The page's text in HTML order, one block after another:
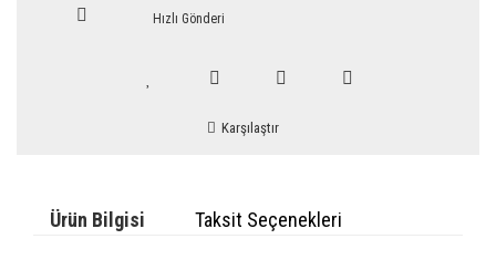
Hızlı Gönderi
Karşılaştır
Ürün Bilgisi Taksit Seçenekleri